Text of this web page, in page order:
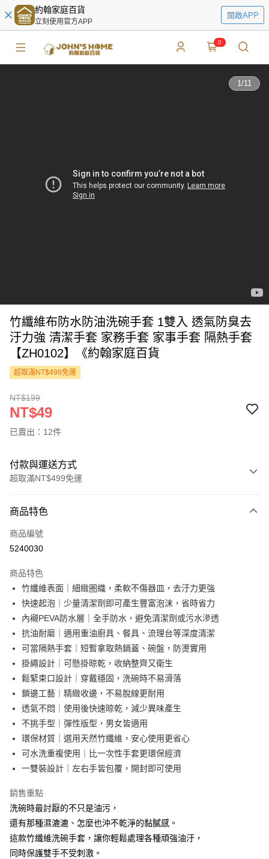
約翰家庭百貨
立刻使用官方APP
開啟APP
0
1/11
竹纖維布防水防油洗碗手套 1雙入 透氣防臭去
汙力強 清潔手套 家務手套 家事手套 隔熱手套
【ZH0102】《約翰家庭百貨
超取滿NT$499免運
NT$199
NT$49
已賣出：12件
付款與運送方式
超取滿NT$499免運
信用卡一次付款
超商取貨付款
Apple Pay
街口支付
悠遊付
AFTEE先享後付
相關說明
【關於「AFTEE先享後付」】
AFTEE先享後付是「在收到商品之後才付款」的支付方式。 讓您購物簡單
１．簡單：不需註冊會員、不需綁卡、不需儲值。
２．便利：只要手機號碼，簡訊認證，即可結帳。
３．安心：先確認商品／服務後，再付款。
【「AFTEE先享後付」結帳流程】
１．於結帳方式選擇「AFTEE先享後付」後，將跳轉至「AFTEE先享後付」
２．訂單成立數日內，您將收到繳費通知簡訊。
３．收到繳費通知簡訊後14天內，點擊此簡訊中的連結，可透過四大超商／
ATM／網路銀行／等多元方式進行付款，方視為交易完成。
※ 請注意：結帳手續完成當下不需立刻繳費，但若您需要取消訂單，請聯絡
後付繳納相關費用。
※ 交易是否成功請以「AFTEE先享後付 」之結帳頁面顯示為準，若有關於
ATM付款
運送方式
全家取貨付款
每筆NT$60，滿NT$499(含以上)免運費
每筆NT$60，滿NT$499(含以上)免運費
7-11取貨(快速到店)
宅配
商品特色
商品編號
5240030
商品特色
竹纖維表面｜細緻圈織，柔軟不傷器皿，去汙力更強
快速起泡｜少量清潔劑即可產生豐富泡沫，省時省力
內襯PEVA防水層｜全手防水，避免清潔劑或污水滲透
抗油耐磨｜適用重油廚具、餐具、流理台等深度清潔
可當隔熱手套｜短暫拿取熱鍋蓋、碗盤，防燙實用
掛繩設計｜可懸掛晾乾，收納整齊又衛生
鬆緊束口設計｜穿戴穩固，洗碗時不易滑落
鎖邊工藝｜精緻收邊，不易脫線更耐用
透氣不悶｜使用後快速晾乾，減少異味產生
不挑手型｜彈性版型，男女皆適用
環保材質｜選用天然竹纖維，安心使用更省心
可水洗重複使用｜比一次性手套更環保經濟
一雙裝設計｜左右手皆包覆，開封即可使用
銷售重點
洗碗時最討厭的不只是油污，
還有那種濕漉漉、怎麼也沖不乾淨的黏膩感。
這款竹纖維洗碗手套，讓你輕鬆處理各種頑強油汙，
同時保護雙手不受刺激。